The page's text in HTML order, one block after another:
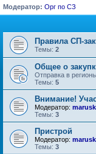
Модератор: Орг по СЗ
Правила СП-
Темы: 2
Общее о
Отправка в
Темы: 5
Внимание!
Модератор:
Темы: 3
Пристрой
Модератор:
Темы: 3